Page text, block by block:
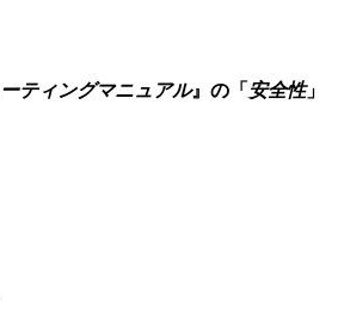
ティングマニュアル』の「 安全性」